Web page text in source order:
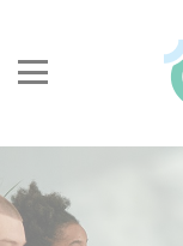
Menu